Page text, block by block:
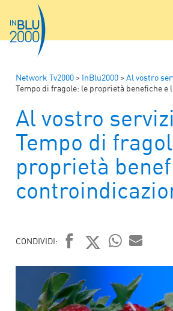
Network Tv2000 > InBlu2000 > Al vostro
Tempo di fragole: le proprietà benefiche e
Al vostro
Tempo di
proprietà
CONDIVIDI:
FACEBOOK
TWITTER
WHATSAPP
MAIL